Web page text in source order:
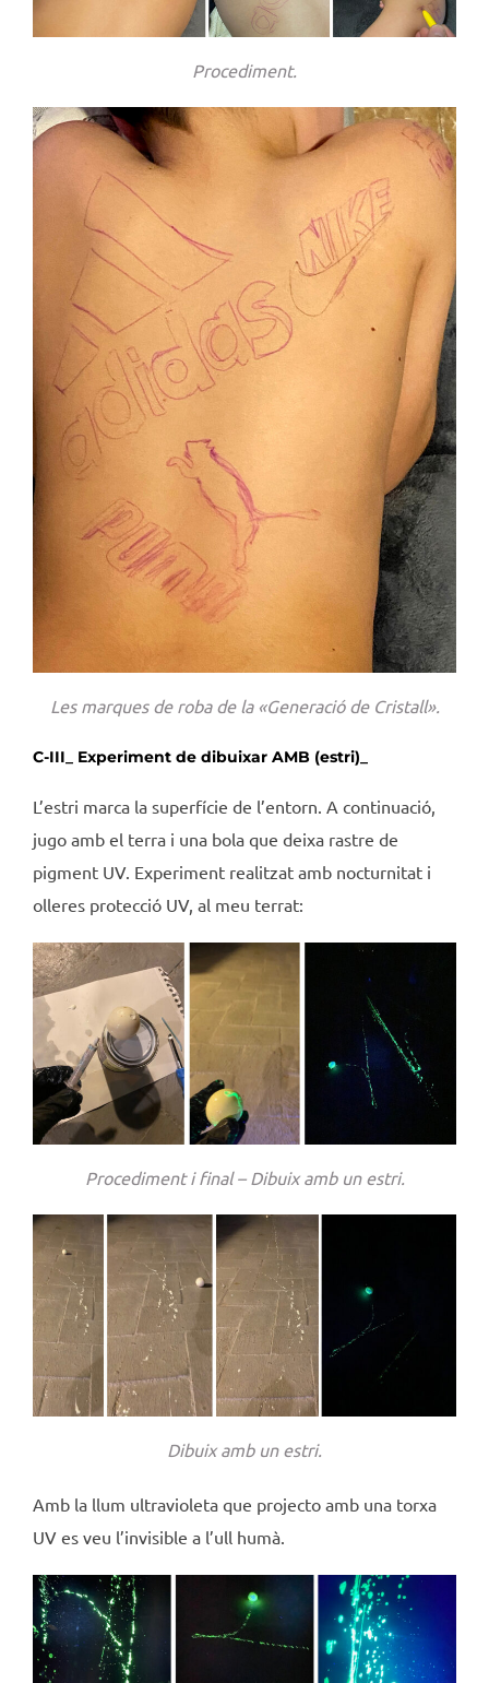
Procediment.
Les marques de roba de la «Generació de Cristall».
C-III_ Experiment de dibuixar AMB (estri)_
L’estri marca la superfície de l’entorn. A continuació,
jugo amb el terra i una bola que deixa rastre de
pigment UV. Experiment realitzat amb nocturnitat i
olleres protecció UV, al meu terrat:
Procediment i final – Dibuix amb un estri.
Dibuix amb un estri.
Amb la llum ultravioleta que projecto amb una torxa
UV es veu l’invisible a l’ull humà.